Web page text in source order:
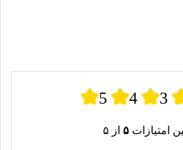
5 4 3
امتیازات ۵ از ۵